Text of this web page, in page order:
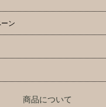
ン
商品について